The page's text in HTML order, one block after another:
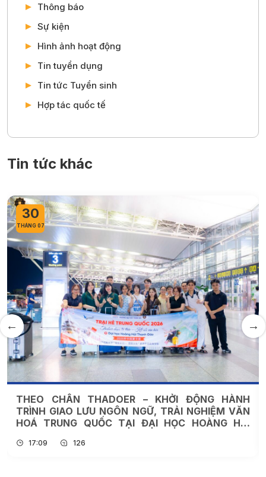
Thông báo
Sự kiện
Hình ảnh hoạt động
Tin tuyển dụng
Tin tức Tuyển sinh
Hợp tác quốc tế
Tin tức khác
27
THÁNG 07
TRƯỜNG ĐẠI HỌC THÀNH ĐÔ TỔ CHỨC KỲ THI
THỬ CAMBRIDGE LINGUASKILL – SẴN SÀNG CHO
CÁC KỲ THI CHÍNH THỨC NĂM 2026
16:13 191